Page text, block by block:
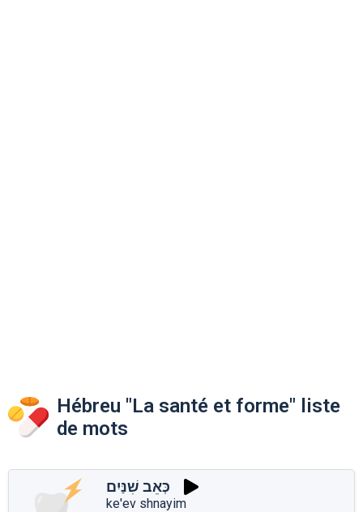
Hébreu "La santé et forme" liste
de mots
כְּאֵב שִׁנַּיִם
ke'ev shnayim